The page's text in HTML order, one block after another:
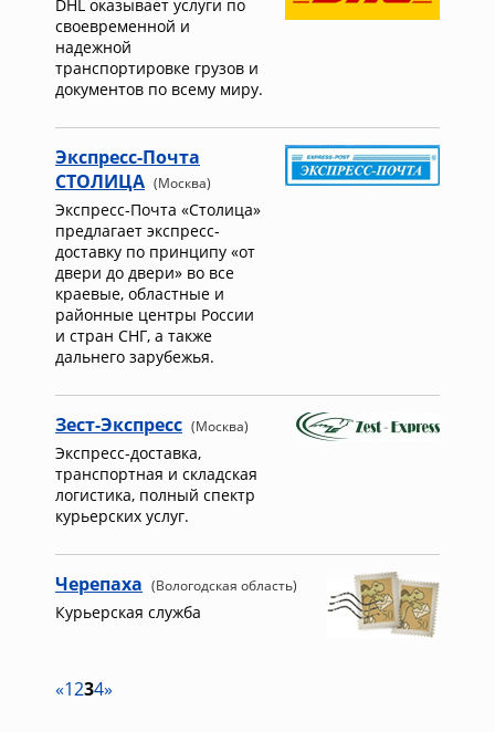
DHL оказывает услуги по
своевременной и
надежной
транспортировке грузов и
документов по всему миру.
Экспресс-Почта
СТОЛИЦА (Москва)
Экспресс-Почта «Столица»
предлагает экспресс-
доставку по принципу «от
двери до двери» во все
краевые, областные и
районные центры России
и стран СНГ, а также
дальнего зарубежья.
Зест-Экспресс (Москва)
Экспресс-доставка,
транспортная и складская
логистика, полный спектр
курьерских услуг.
Черепаха (Вологодская область)
Курьерская служба
«1234»